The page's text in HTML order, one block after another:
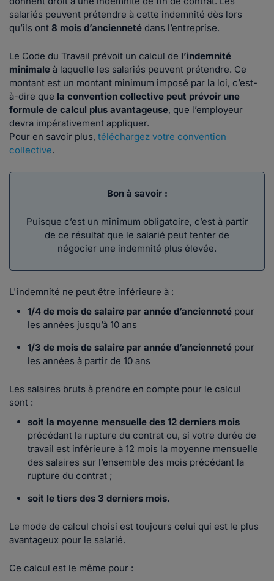
salariés peuvent prétendre à cette indemnité dès lors
qu’ils ont 8 mois d’ancienneté dans l’entreprise.
Le Code du Travail prévoit un calcul de l’indemnité
minimale à laquelle les salariés peuvent prétendre. Ce
montant est un montant minimum imposé par la loi, c’est-
à-dire que la convention collective peut prévoir une
formule de calcul plus avantageuse, que l’employeur
devra impérativement appliquer.
Pour en savoir plus, téléchargez votre convention
collective.
Bon à savoir :
Puisque c’est un minimum obligatoire, c’est à partir
de ce résultat que le salarié peut tenter de
négocier une indemnité plus élevée.
L'indemnité ne peut être inférieure à :
1/4 de mois de salaire par année d’ancienneté pour
les années jusqu’à 10 ans
1/3 de mois de salaire par année d’ancienneté pour
les années à partir de 10 ans
Les salaires bruts à prendre en compte pour le calcul
sont :
soit la moyenne mensuelle des 12 derniers mois
précédant la rupture du contrat ou, si votre durée de
travail est inférieure à 12 mois la moyenne mensuelle
des salaires sur l’ensemble des mois précédant la
rupture du contrat ;
soit le tiers des 3 derniers mois.
Le mode de calcul choisi est toujours celui qui est le plus
avantageux pour le salarié.
Ce calcul est le même pour :